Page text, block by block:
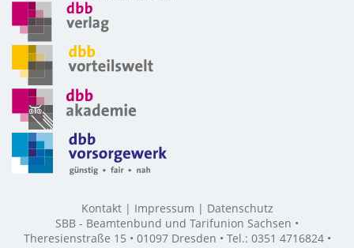
Kontakt Impressum
Datenschutz
SBB - Beamtenbund und Tarifunion Sachsen •
Theresienstraße 15 • 01097 Dresden • Tel.: 0351 4716824 •